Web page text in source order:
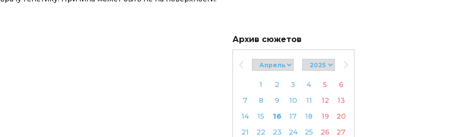
Архив сюжетов
1 2 3 4 5
6
7
8 9 10 11 12
13
14
15 16 17 18 19
20
21
22 23 24 25 26
27